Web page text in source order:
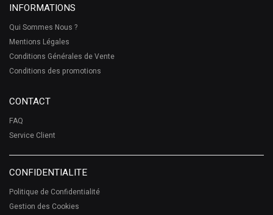
INFORMATIONS
Qui Sommes Nous ?
Mentions Légales
Conditions Générales de Vente
Conditions des promotions
CONTACT
FAQ
Service Client
CONFIDENTIALITE
Politique de Confidentialité
Gestion des Cookies